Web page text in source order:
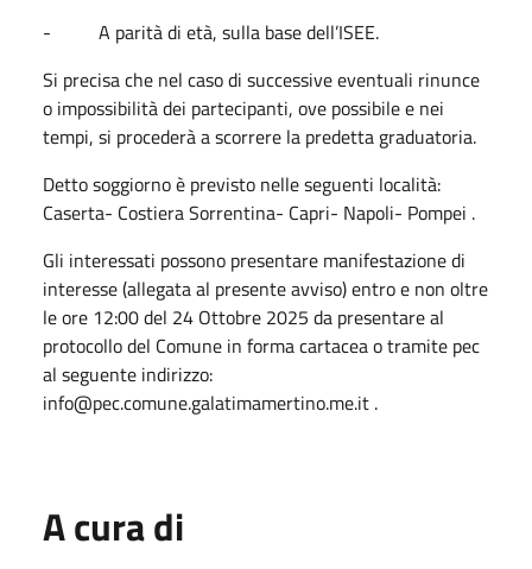
- A parità di età, sulla base dell’ISEE.
Si precisa che nel caso di successive eventuali rinunce
o impossibilità dei partecipanti, ove possibile e nei
tempi, si procederà a scorrere la predetta graduatoria.
Detto soggiorno è previsto nelle seguenti località:
Caserta- Costiera Sorrentina- Capri- Napoli- Pompei .
Gli interessati possono presentare manifestazione di
interesse (allegata al presente avviso) entro e non oltre
le ore 12:00 del 24 Ottobre 2025 da presentare al
protocollo del Comune in forma cartacea o tramite pec
al seguente indirizzo:
info@pec.comune.galatimamertino.me.it .
A cura di